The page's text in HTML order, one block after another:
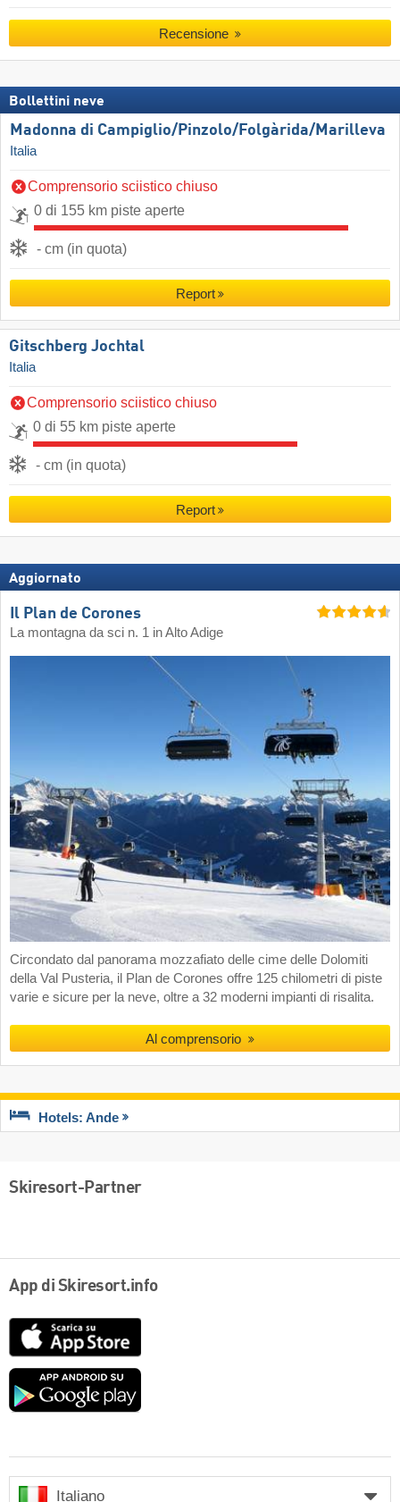
Recensione
Bollettini neve
Madonna di Campiglio/​Pinzolo/​Folgàrida/​Marilleva
Italia
Comprensorio sciistico chiuso
0 di 155 km piste aperte
- cm (in quota)
Report
Gitschberg Jochtal
Italia
Comprensorio sciistico chiuso
0 di 55 km piste aperte
- cm (in quota)
Report
Aggiornato
Il Plan de Corones
La montagna da sci n. 1 in Alto Adige
Circondato dal panorama mozzafiato delle cime delle Dolomiti
della Val Pusteria, il Plan de Corones offre 125 chilometri di piste
varie e sicure per la neve, oltre a 32 moderni impianti di risalita.
Al comprensorio
Hotels: Ande
Skiresort-Partner
App di Skiresort.info
Google
Italiano